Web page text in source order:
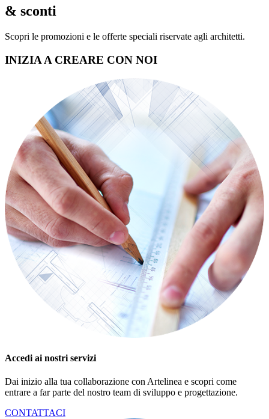
& sconti
Scopri le promozioni e le offerte speciali riservate agli architetti.
INIZIA A CREARE CON NOI
Accedi ai nostri servizi
Dai inizio alla tua collaborazione con Artelinea e scopri come
entrare a far parte del nostro team di sviluppo e progettazione.
CONTATTACI